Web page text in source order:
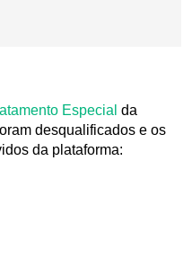
Especial da
desqualificados e os
da plataforma: